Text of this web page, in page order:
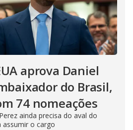
aprova Daniel
do Brasil,
74 nomeações
ainda precisa do aval do
assumir o cargo